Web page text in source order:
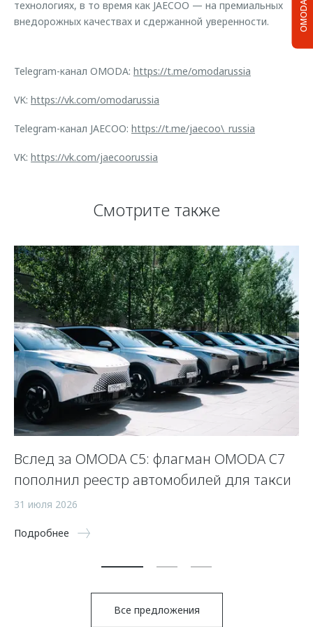
OMODA C5
технологиях, в то время как JAECOO — на премиальных
внедорожных качествах и сдержанной уверенности.
Telegram-канал OMODA: https://t.me/omodarussia
VK: https://vk.com/omodarussia
Telegram-канал JAECOO: https://t.me/jaecoo\_russia
VK: https://vk.com/jaecoorussia
Смотрите также
Вслед за OMODA C5: флагман OMODA C7
пополнил реестр автомобилей для такси
31 июля 2026
Подробнее
Все предложения